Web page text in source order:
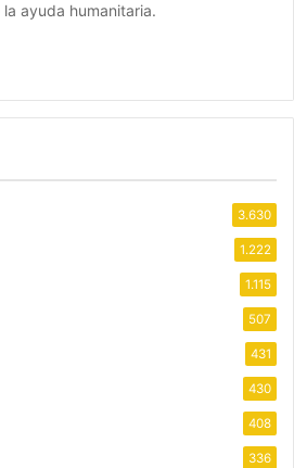
ayuda humanitaria.
3.630
1.222
1.115
507
431
430
408
336